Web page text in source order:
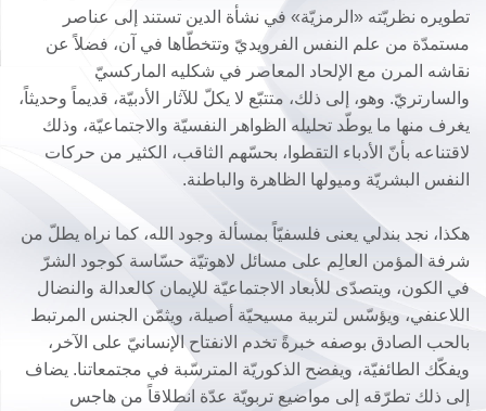
تطويره نظريّته «الرمزيّة» في نشأة الدين تستند إلى عناصر
مستمدّة من علم النفس الفرويديّ وتتخطّاها في آن، فضلاً عن
نقاشه المرن مع الإلحاد المعاصر في شكليه الماركسيّ
والسارتريّ. وهو، إلى ذلك، متتبّع لا يكلّ للآثار الأدبيّة، قديماً وحديثاً،
يغرف منها ما يوطّد تحليله الظواهر النفسيّة والاجتماعيّة، وذلك
لاقتناعه بأنّ الأدباء التقطوا، بحسّهم الثاقب، الكثير من حركات
النفس البشريّة وميولها الظاهرة والباطنة.
هكذا، نجد بندلي يعنى فلسفيّاً بمسألة وجود الله، كما نراه يطلّ من
شرفة المؤمن العالِم على مسائل لاهوتيّة حسّاسة كوجود الشرّ
في الكون، ويتصدّى للأبعاد الاجتماعيّة للإيمان كالعدالة والنضال
اللاعنفي، ويؤسّس لتربية مسيحيّة أصيلة، ويثمّن الجنس المرتبط
بالحب الصادق بوصفه خبرةً تخدم الانفتاح الإنسانيّ على الآخر،
ويفكّك الطائفيّة، ويفضح الذكوريّة المترسّبة في مجتمعاتنا. يضاف
إلى ذلك تطرّقه إلى مواضيع تربويّة عدّة انطلاقاً من هاجس